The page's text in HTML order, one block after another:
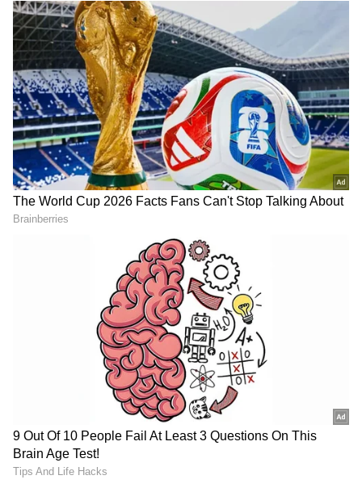
2
5
Getty
காது கம்மல் திருகாணி ட்ரிக்:
பழைய கம்மல்களின் ரப்பர் திருகாணிகள்
(Rubber Stoppers) உங்களிடம் இருக்கிறதா?
சேஃடிபினை துணியில் குத்துவதற்கு முன்,
இந்த ரப்பர் ஸ்டாப்பரை பின்னுக்குள்
நுழைத்து, அதன் பின் துணியில்
குத்துங்கள். பின் நகராமல் அப்படியே